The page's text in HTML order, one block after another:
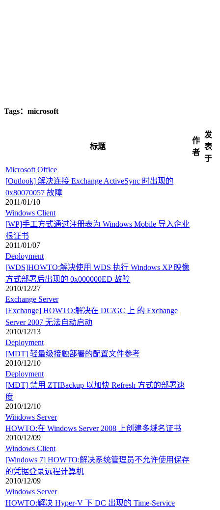
Tags：microsoft
标题
作
者
发
表
于
Microsoft Office
[Outlook] 解决连接 Exchange ActiveSync 时出现的
0x80070057 故障
2011/01/10
Windows Client
[WP]手工方式通过注册表为 Windows Mobile 导入企业
根证书
2011/01/07
Deployment
[WDS]HOWTO:解决使用 WDS 执行 Windows XP 映像
方式部署后出现的 0x000000ED 故障
2010/12/27
Exchange Server
[Exchange] HOWTO:解决在 DC/GC 上 的 Exchange
Server 2007 无法自动启动
2010/12/13
Deployment
[MDT] 轻量级接触部署的配置文件参考
2010/12/10
Deployment
[MDT] 禁用 ZTIBackup 以加快 Refresh 方式的部署速
度
2010/12/10
Windows Server
HOWTO:在 Windows Server 2008 上创建多域名证书
2010/12/09
Windows Client
[Windows 7] HOWTO:解决系统管理员不允许使用保存
的凭据登录远程计算机
2010/12/09
Windows Server
HOWTO:解决 Hyper-V 下 DC 出现的 Time-Service